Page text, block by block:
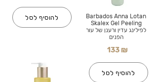
להוסיף לסל
Barbados Anna Lotan
Skalex Gel Peeling
לפילינג עדין ורענן של עור
הפנים
133 ₪
להוסיף לסל